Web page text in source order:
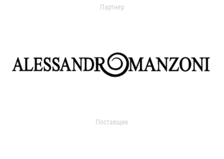
Партнер
Поставщик